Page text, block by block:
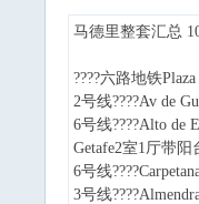
马德里整套汇总
????六路地铁
2号线????Av de
6号线????Alto de
Getafe2室1厅带阳
6号线
3号线